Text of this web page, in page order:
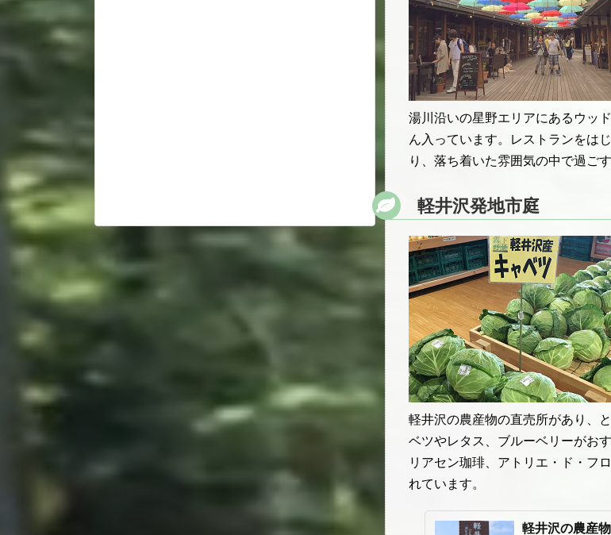
湯川沿いの星野エリアにあるウッ
ん入っています。レストランをは
り、落ち着いた雰囲気の中で過ご
軽井沢発地市庭
軽井沢の農産物の直売所があり、
ベツやレタス、ブルーベリーがおす
リアセン珈琲、アトリエ・ド・フ
れています。
軽井沢の農産